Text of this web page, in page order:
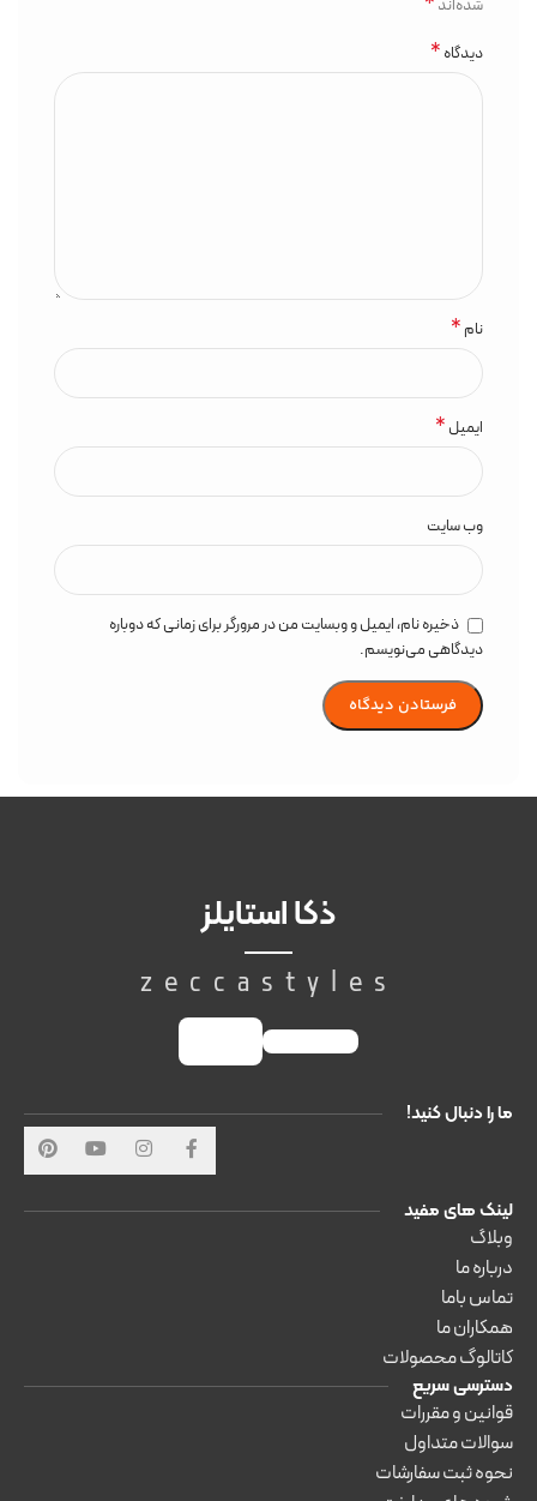
شده‌اند
دیدگاه *
نام *
ایمیل *
وب‌ سایت
ذخیره نام، ایمیل و وبسایت من در مرورگر برای زمانی که دوباره
دیدگاهی می‌نویسم.
لینک های مفید
وبلاگ
درباره ما
تماس باما
همکاران ما
کاتالوگ محصولات
دسترسی سریع
قوانین و مقررات
سوالات متداول
نحوه ثبت سفارشات
ذکا استایلز
zeccastyles
ما را دنبال کنید!